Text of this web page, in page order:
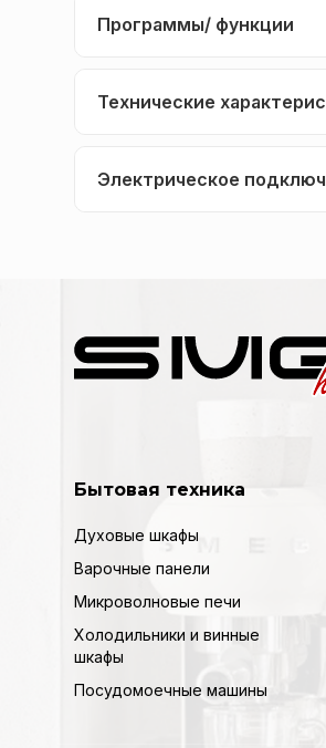
Программы/ функции
Технические
Электрическое
Бытовая техника
Духовые шкафы
Варочные панели
Микроволновые печи
Холодильники и винные
шкафы
Посудомоечные машины